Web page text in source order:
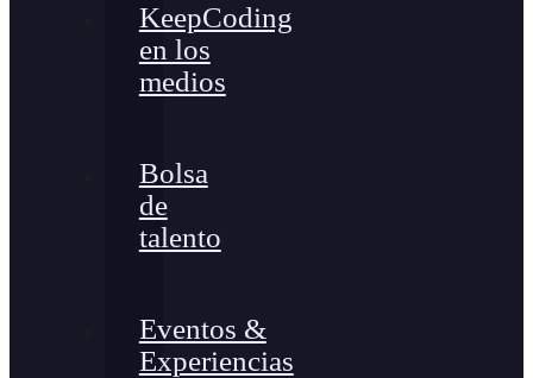
KeepCoding
en los
medios
Bolsa
de
talento
Eventos &
Experiencias